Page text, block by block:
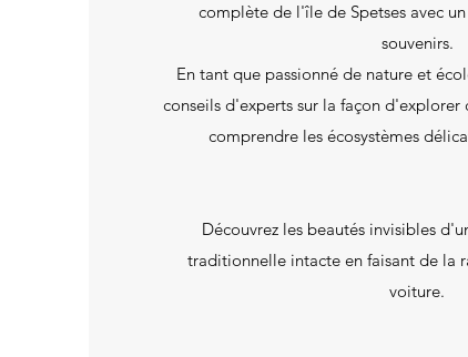
complète de l'île de Spetses avec
souvenirs.
En tant que passionné de nature et
conseils d'experts sur la façon
comprendre les écosystèmes
Découvrez les beautés invisibles
traditionnelle intacte en faisant de la
voiture.